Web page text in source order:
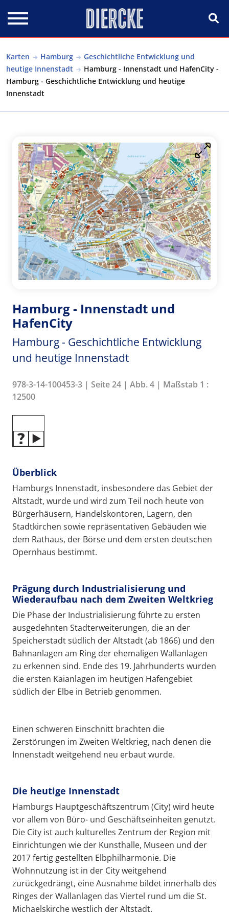
Karten Hamburg
Geschichtliche Entwicklung und
heutige Innenstadt
Hamburg - Innenstadt und HafenCity -
Hamburg - Geschichtliche Entwicklung und heutige
Innenstadt
Hamburg - Innenstadt und
HafenCity
Hamburg - Geschichtliche Entwicklung
und heutige Innenstadt
978-3-14-100453-3 | Seite 24 | Abb. 4 | Maßstab 1 :
12500
Überblick
Hamburgs Innenstadt, insbesondere das Gebiet der
Altstadt, wurde und wird zum Teil noch heute von
Bürgerhäusern, Handelskontoren, Lagern, den
Stadtkirchen sowie repräsentativen Gebäuden wie
dem Rathaus, der Börse und dem ersten deutschen
Opernhaus bestimmt.
Prägung durch Industrialisierung und
Wiederaufbau nach dem Zweiten Weltkrieg
Die Phase der Industrialisierung führte zu ersten
ausgedehnten Stadterweiterungen, die an der
Speicherstadt südlich der Altstadt (ab 1866) und den
Bahnanlagen am Ring der ehemaligen Wallanlagen
zu erkennen sind. Ende des 19. Jahrhunderts wurden
die ersten Kaianlagen im heutigen Hafengebiet
südlich der Elbe in Betrieb genommen.
Einen schweren Einschnitt brachten die
Zerstörungen im Zweiten Weltkrieg, nach denen die
Innenstadt weitgehend neu erbaut wurde.
Die heutige Innenstadt
Hamburgs Hauptgeschäftszentrum (City) wird heute
vor allem von Büro- und Geschäftseinheiten genutzt.
Die City ist auch kulturelles Zentrum der Region mit
Einrichtungen wie der Kunsthalle, Museen und der
2017 fertig gestellten Elbphilharmonie. Die
Wohnnutzung ist in der City weitgehend
zurückgedrängt, eine Ausnahme bildet innerhalb des
Ringes der Wallanlagen das Viertel rund um die St.
Michaelskirche westlich der Altstadt.